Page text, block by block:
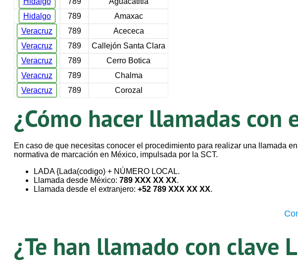
Hidalgo
789
Amaxac
Veracruz
789
Acececa
Veracruz
789
Callejón Santa Clara
Veracruz
789
Cerro Botica
Veracruz
789
Chalma
Veracruz
789 Corozal
¿Cómo hacer llamadas con
En caso de que necesitas conocer el procedimiento para realizar una llamada
normativa de marcación en México, impulsada por la SCT.
LADA {Lada(codigo) + NÚMERO LOCAL.
Llamada desde México: 789 XXX XX XX.
Llamada desde el extranjero: +52 789 XXX XX XX.
¿Te han llamado con clave